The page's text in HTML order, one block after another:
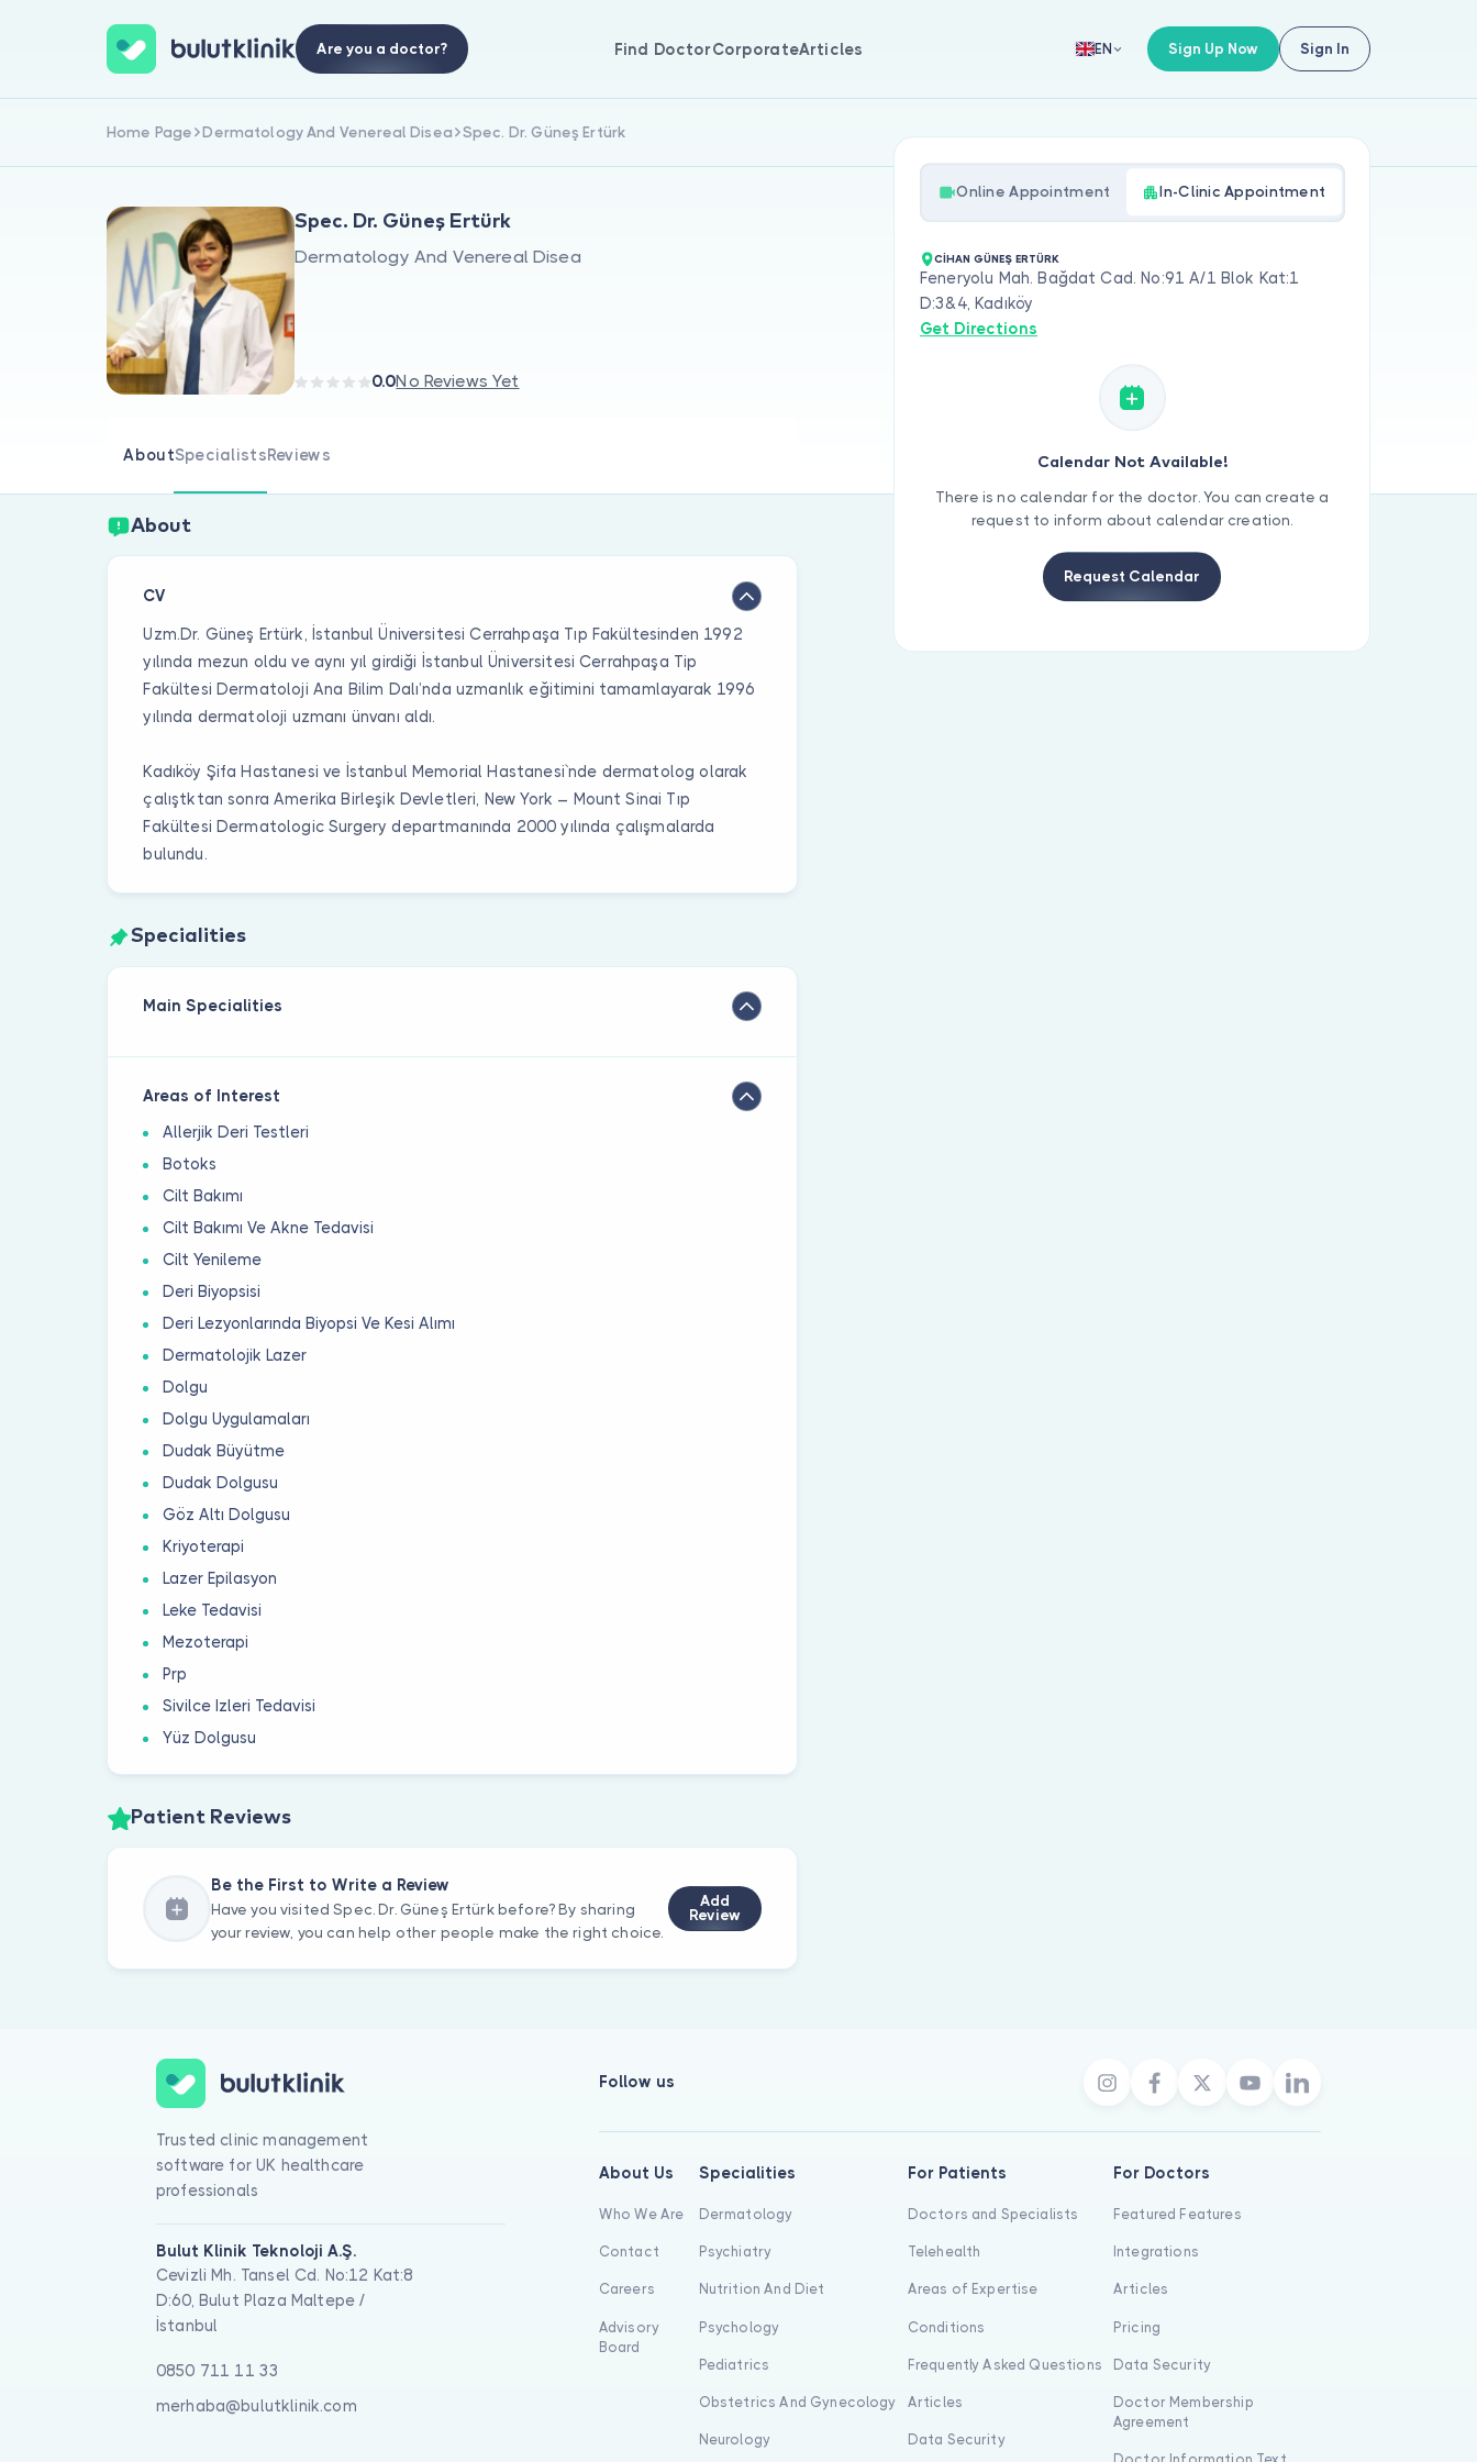
Are you a doctor? Find DoctorCorporateArticles EN Sign Up Now Sign In
Home Page Dermatology And Venereal Disea Spec. Dr. Güneş Ertürk
Spec. Dr. Güneş Ertürk
Dermatology And Venereal Disea
0.0No Reviews Yet
AboutSpecialistsReviews
About
CV
Uzm.Dr. Güneş Ertürk, İstanbul Üniversitesi Cerrahpaşa Tıp Fakültesinden 1992
yılında mezun oldu ve aynı yıl girdiği İstanbul Üniversitesi Cerrahpaşa Tip
Fakültesi Dermatoloji Ana Bilim Dalı’nda uzmanlık eğitimini tamamlayarak 1996
yılında dermatoloji uzmanı ünvanı aldı.
Kadıköy Şifa Hastanesi ve İstanbul Memorial Hastanesi`nde dermatolog olarak
çalıştktan sonra Amerika Birleşik Devletleri, New York – Mount Sinai Tıp
Fakültesi Dermatologic Surgery departmanında 2000 yılında çalışmalarda
bulundu.
Specialities
Main Specialities
Areas of Interest
Allerjik Deri Testleri
Botoks
Cilt Bakımı
Cilt Bakımı Ve Akne Tedavisi
Cilt Yenileme
Deri Biyopsisi
Deri Lezyonlarında Biyopsi Ve Kesi Alımı
Dermatolojik Lazer
Dolgu
Dolgu Uygulamaları
Dudak Büyütme
Dudak Dolgusu
Göz Altı Dolgusu
Kriyoterapi
Lazer Epilasyon
Leke Tedavisi
Mezoterapi
Prp
Sivilce Izleri Tedavisi
Yüz Dolgusu
Patient Reviews
Be the First to Write a Review
Have you visited Spec. Dr. Güneş Ertürk before? By sharing
your review, you can help other people make the right choice.
Add
Review
Online Appointment In-Clinic Appointment
CİHAN GÜNEŞ ERTÜRK
Feneryolu Mah. Bağdat Cad. No:91 A/1 Blok Kat:1
D:3&4, Kadıköy
Get Directions
Calendar Not Available!
There is no calendar for the doctor. You can create a
request to inform about calendar creation.
Request Calendar
Trusted clinic management
software for UK healthcare
professionals
Bulut Klinik Teknoloji A.Ş.
Cevizli Mh. Tansel Cd. No:12 Kat:8
D:60, Bulut Plaza Maltepe /
İstanbul
0850 711 11 33
merhaba@bulutklinik.com
Follow us
About Us
Who We Are
Contact
Careers
Advisory
Board
Specialities
Dermatology
Psychiatry
Nutrition And Diet
Psychology
Pediatrics
Obstetrics And Gynecology
Neurology
For Patients
Doctors and Specialists
Telehealth
Areas of Expertise
Conditions
Frequently Asked Questions
Articles
Data Security
For Doctors
Featured Features
Integrations
Articles
Pricing
Data Security
Doctor Membership
Agreement